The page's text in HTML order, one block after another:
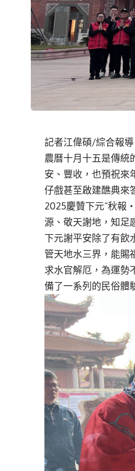
記者江偉碩/綜合報導
農曆十月十五是傳統
安、豐收，也預祝來
仔戲甚至啟建醮典來
2025慶贊下元“秋報
源、敬天謝地，知足
下元謝平安除了有飲
管天地水三界，能賜
求水官解厄，為運勢
備了一系列的民俗體